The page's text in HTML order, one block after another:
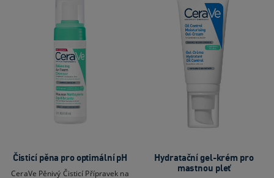
Čisticí pěna pro optimální pH
CeraVe Pěnivý Čisticí Přípravek na
Hydratační gel-krém pro
mastnou pleť